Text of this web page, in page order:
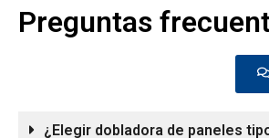
Preguntas
¿Elegir dobladora de paneles